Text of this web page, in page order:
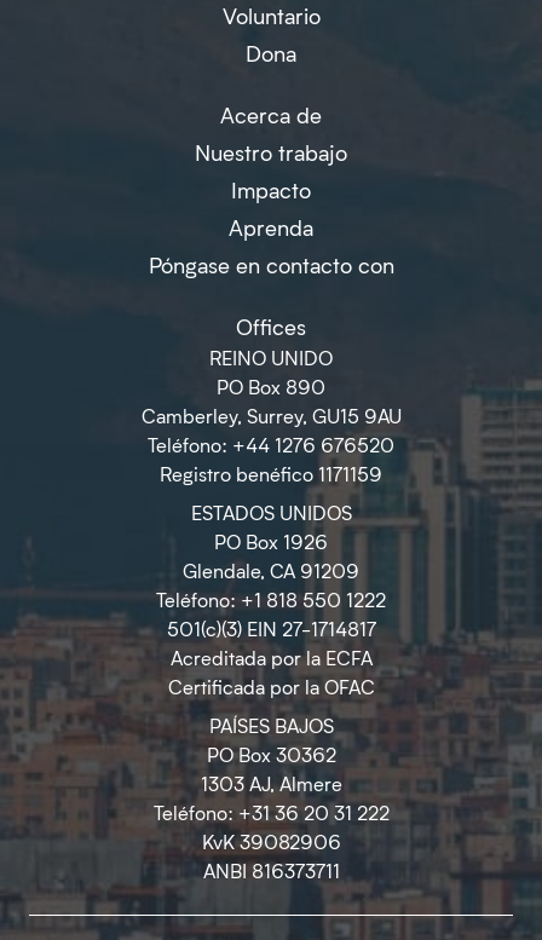
Voluntario
Dona
Acerca de
Nuestro trabajo
Impacto
Aprenda
Póngase en contacto con
Offices
REINO UNIDO
PO Box 890
Camberley, Surrey, GU15 9AU
Teléfono: +44 1276 676520
Registro benéfico 1171159
ESTADOS UNIDOS
PO Box 1926
Glendale, CA 91209
Teléfono: +1 818 550 1222
501(c)(3) EIN 27-1714817
Acreditada por la ECFA
Certificada por la OFAC
PAÍSES BAJOS
PO Box 30362
1303 AJ, Almere
Teléfono: +31 36 20 31 222
KvK 39082906
ANBI 816373711